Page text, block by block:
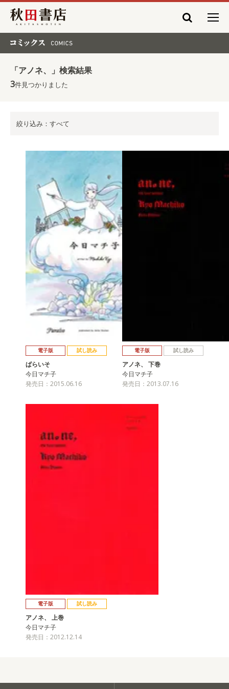
秋田書店
「アノネ、」検索結果
3件見つかりました
絞り込み：すべて
電子版 試し読み
ぱらいそ
今日マチ子
発売日：2015.06.16
電子版 試し読み
アノネ、 下巻
今日マチ子
発売日：2013.07.16
電子版 試し読み
アノネ、 上巻
今日マチ子
発売日：2012.12.14